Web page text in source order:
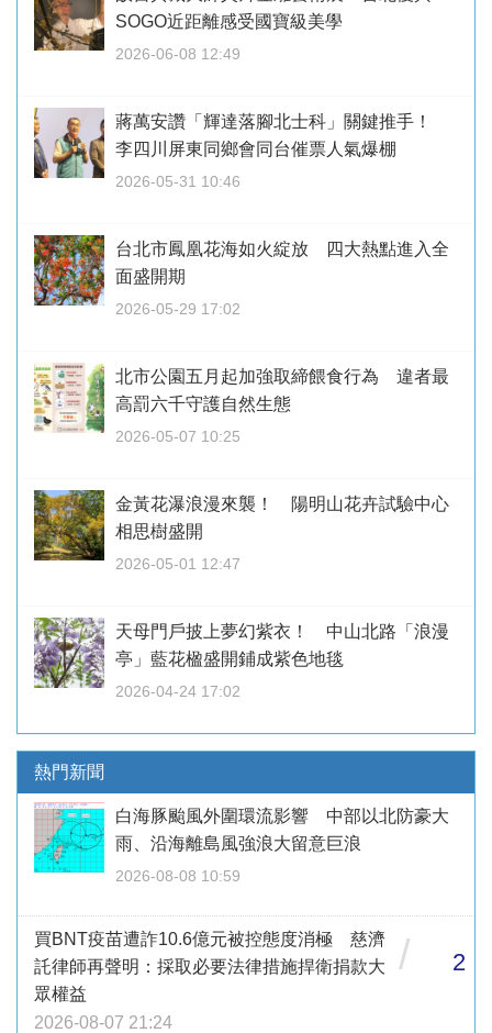
SOGO近距離感受國寶級美學
2026-06-08 12:49
蔣萬安讚「輝達落腳北士科」關鍵推手！
李四川屏東同鄉會同台催票人氣爆棚
2026-05-31 10:46
台北市鳳凰花海如火綻放 四大熱點進入全
面盛開期
2026-05-29 17:02
北市公園五月起加強取締餵食行為 違者最
高罰六千守護自然生態
2026-05-07 10:25
金黃花瀑浪漫來襲！ 陽明山花卉試驗中心
相思樹盛開
2026-05-01 12:47
天母門戶披上夢幻紫衣！ 中山北路「浪漫
亭」藍花楹盛開鋪成紫色地毯
2026-04-24 17:02
熱門新聞
白海豚颱風外圍環流影響 中部以北防豪大
雨、沿海離島風強浪大留意巨浪
2026-08-08 10:59
買BNT疫苗遭詐10.6億元被控態度消極 慈濟
託律師再聲明：採取必要法律措施捍衛捐款大
眾權益
2026-08-07 21:24
/ 2